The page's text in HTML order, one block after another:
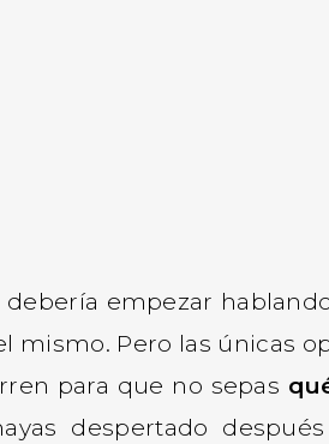
empezar
mismo. Pero las únicas
para que no sepas
despertado